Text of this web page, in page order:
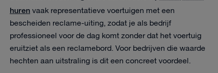
hurenvaak representatieve voertuigen met een
bescheiden reclame-uiting, zodat je als bedrijf
professioneel voor de dag komt zonder dat het voertuig
eruitziet als een reclamebord. Voor bedrijven die waarde
hechten aan uitstraling is dit een concreet voordeel.